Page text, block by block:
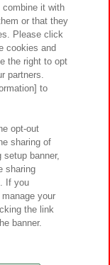
イトポリシー
ィ方針と検証結果
問・お問い合わせ
combine it with
or that they
Please click
cookies and
the right to opt
partners.
to
opt-out
sharing of
banner,
sharing
If you
your
the link
banner.